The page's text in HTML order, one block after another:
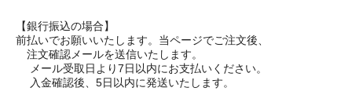
【銀行振込の場合】
前払いでお願いいたします。当ページでご注文後、
注文確認メールを送信いたします。
メール受取日より7日以内にお支払いください。
入金確認後、5日以内に発送いたします。